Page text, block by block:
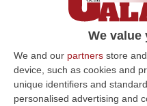
We value
We and our partners store
device, such as cookies and
unique identifiers and
personalised advertising and
Milano, Vannacci Candida Il
“ROMA “La sfida delle grandi
Milano, Bologna, Roma e Napoli.
nazionale…
08 Agosto, 22:19